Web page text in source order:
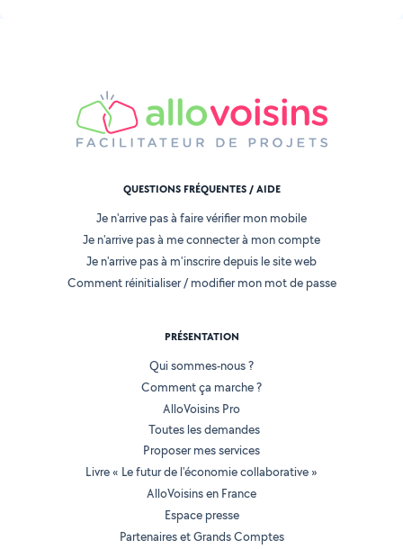
QUESTIONS FRÉQUENTES / AIDE
Je n'arrive pas à faire vérifier mon mobile
Je n'arrive pas à me connecter à mon compte
Je n'arrive pas à m'inscrire depuis le site web
Comment réinitialiser / modifier mon mot de passe
PRÉSENTATION
Qui sommes-nous ?
Comment ça marche ?
AlloVoisins Pro
Toutes les demandes
Proposer mes services
Livre « Le futur de l'économie collaborative »
AlloVoisins en France
Espace presse
Partenaires et Grands Comptes